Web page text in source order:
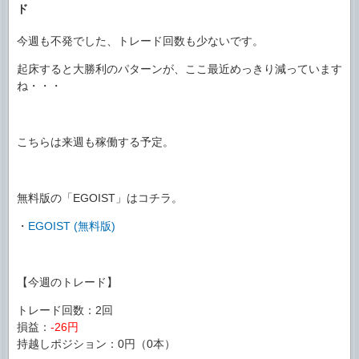
ド
今週も不発でした、トレード回数も少ないです。
起床すると大勝利のパターンが、ここ最近めっきり減っています
ね・・・
こちらは来週も稼働する予定。
無料版の「EGOIST」はコチラ。
・ EGOIST (無料版)
【今週のトレード】
トレード回数：2回
損益： -26円
持越しポジション：0円（0本）